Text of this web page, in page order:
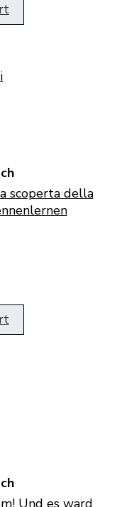
scoperta della
Und es ward